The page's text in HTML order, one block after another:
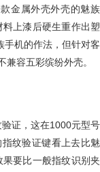
金属外壳外壳的魅族
上漆后硬生重作出塑
手机的作法，但针对客
容五彩缤纷外壳。
证，这在1000元型号
纹验证键看上去比魅
要比一般指纹识别夹